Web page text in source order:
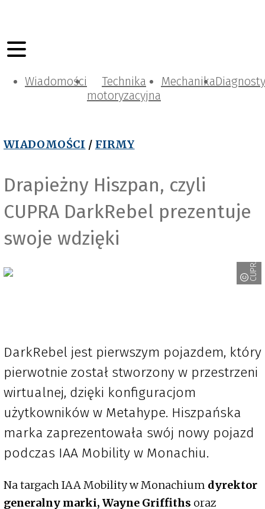
Wiadomości
Technika
motoryzacyjna
Mechanika
WIADOMOŚCI / FIRMY
Drapieżny Hiszpan, czyli
CUPRA DarkRebel prezentuje
swoje wdzięki
CUPRA
DarkRebel jest pierwszym pojazdem, który
pierwotnie został stworzony w przestrzeni
wirtualnej, dzięki konfiguracjom
użytkowników w Metahype. Hiszpańska
marka zaprezentowała swój nowy pojazd
podczas IAA Mobility w Monachiu.
Na targach IAA Mobility w Monachium dyrektor
generalny marki, Wayne Griffiths oraz